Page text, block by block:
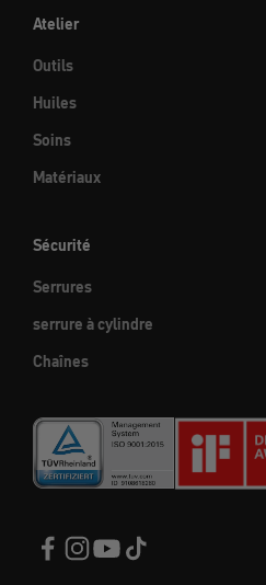
Atelier
Outils
Huiles
Soins
Matériaux
Sécurité
Serrures
serrure à cylindre
Chaînes